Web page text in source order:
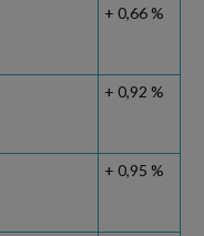
+ 0,66 %
+ 0,92 %
+ 0,95 %